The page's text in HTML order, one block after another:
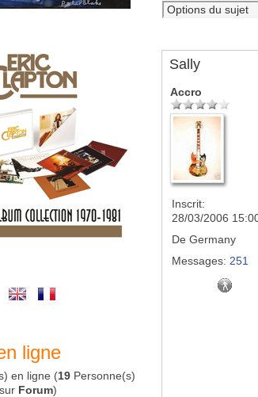
ligne
en ligne (19 Personne(s)
Forum)
Sally
Accro
Inscrit:
28/03/2006
De Germany
Messages: 251